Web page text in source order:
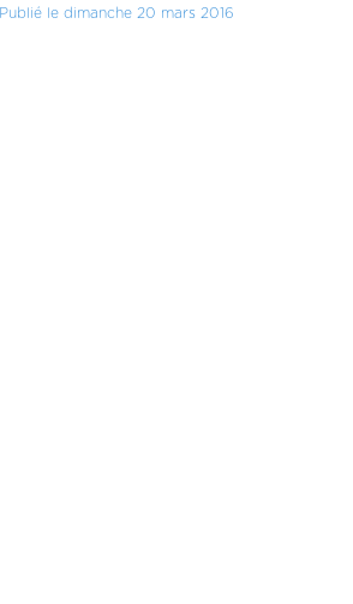
Publié le dimanche 20 mars 2016